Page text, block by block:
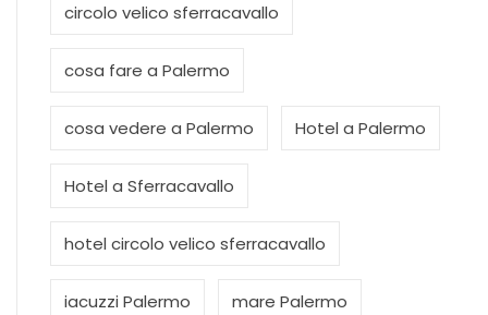
circolo velico sferracavallo
cosa fare a Palermo
cosa vedere a Palermo Hotel a Palermo
Hotel a Sferracavallo
hotel circolo velico sferracavallo
iacuzzi Palermo mare Palermo